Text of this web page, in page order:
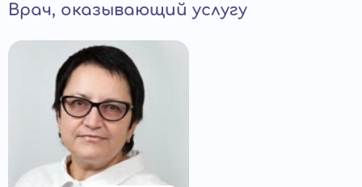
Врач, оказывающий услугу